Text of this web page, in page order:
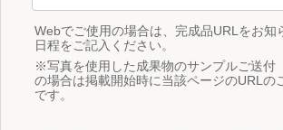
Webでご使用の場合は、完成品URLをお知
日程をご記入ください。
※写真を使用した成果物のサンプルご送付
の場合は掲載開始時に当該ページのURLの
です。